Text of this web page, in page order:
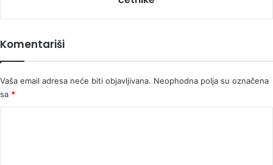
partizani
četnike
Komentariši
Vaša email adresa neće biti objavljivana. Neophodna polja su označena
sa *